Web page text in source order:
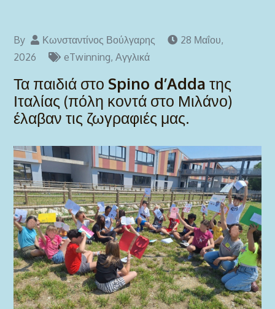
By Κωνσταντίνος Βούλγαρης
28 Μαΐου,
2026
eTwinning,Αγγλικά
Τα παιδιά στο Spino d’Adda της
Ιταλίας (πόλη κοντά στο Μιλάνο)
έλαβαν τις ζωγραφιές μας.